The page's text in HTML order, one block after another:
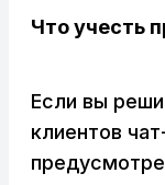
Что учесть
Если вы
клиентов